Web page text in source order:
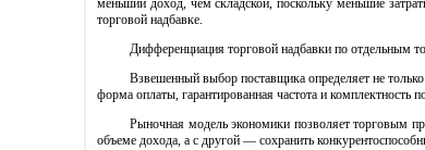
меньший доход, чем складской, поскольку меньшие
торговой надбавке.
Дифференциация торговой надбавки по отдельным
Взвешенный выбор поставщика определяет не
форма оплаты, гарантированная частота и комплектность
Рыночная модель экономики позволяет торговым
объеме дохода, а с другой — сохранить